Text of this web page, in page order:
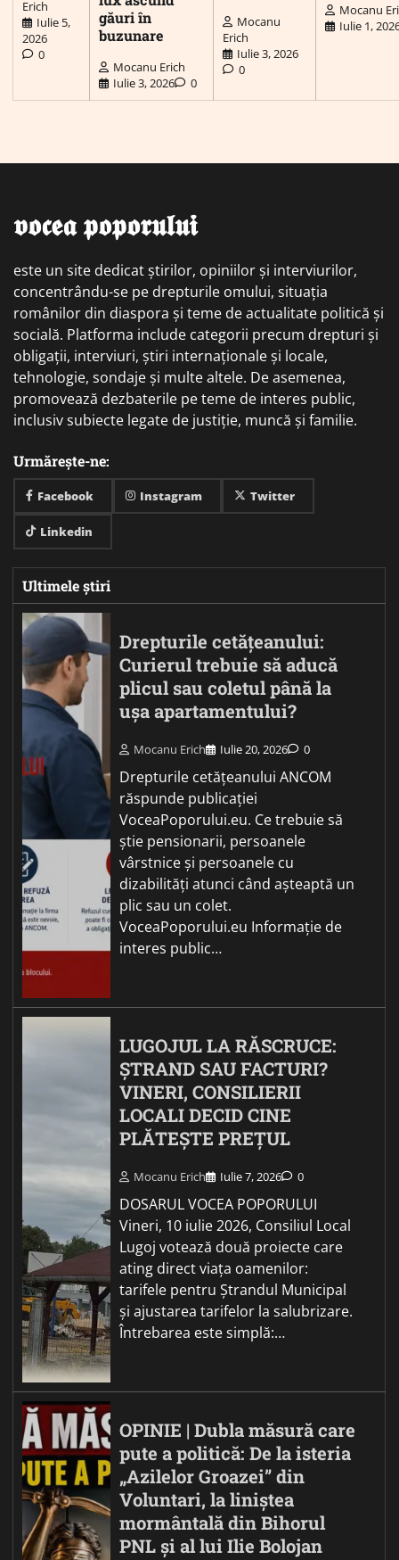
Erich
Iulie 5,
2026
0
găuri în
buzunare
Mocanu Erich
Iulie 3, 2026
0
Mocanu
Erich
Iulie 3, 2026
0
Mocanu
Iulie 1,
𝖛𝖔𝖈𝖊𝖆 𝖕𝖔𝖕𝖔𝖗𝖚𝖑𝖚𝖎
este un site dedicat știrilor, opiniilor și interviurilor,
concentrându-se pe drepturile omului, situația
românilor din diaspora și teme de actualitate politică și
socială. Platforma include categorii precum drepturi și
obligații, interviuri, știri internaționale și locale,
tehnologie, sondaje și multe altele. De asemenea,
promovează dezbaterile pe teme de interes public,
inclusiv subiecte legate de justiție, muncă și familie.
Urmărește-ne:
Facebook Instagram Twitter
Linkedin
Ultimele știri
Drepturile cetățeanului:
Curierul trebuie să aducă
plicul sau coletul până la
ușa apartamentului?
Mocanu Erich Iulie 20, 2026 0
Drepturile cetățeanului ANCOM
răspunde publicației
VoceaPoporului.eu. Ce trebuie să
știe pensionarii, persoanele
vârstnice și persoanele cu
dizabilități atunci când așteaptă un
plic sau un colet.
VoceaPoporului.eu Informație de
interes public…
LUGOJUL LA RĂSCRUCE:
ȘTRAND SAU FACTURI?
VINERI, CONSILIERII
LOCALI DECID CINE
PLĂTEȘTE PREȚUL
Mocanu Erich Iulie 7, 2026 0
DOSARUL VOCEA POPORULUI
Vineri, 10 iulie 2026, Consiliul Local
Lugoj votează două proiecte care
ating direct viața oamenilor:
tarifele pentru Ștrandul Municipal
și ajustarea tarifelor la salubrizare.
Întrebarea este simplă:…
OPINIE | Dubla măsură care
pute a politică: De la isteria
„Azilelor Groazei” din
Voluntari, la liniștea
mormântală din Bihorul
PNL și al lui Ilie Bolojan